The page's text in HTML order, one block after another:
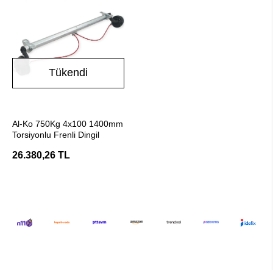
Tükendi
Al-Ko 750Kg 4x100 1400mm
Torsiyonlu Frenli Dingil
26.380,26 TL